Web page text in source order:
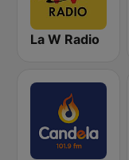
La W Radio